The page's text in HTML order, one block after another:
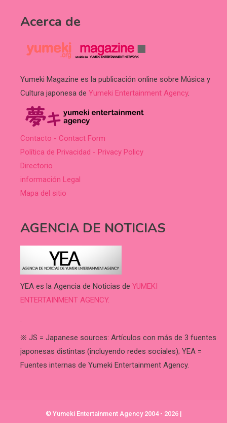
Acerca de
Yumeki Magazine es la publicación online sobre Música y
Cultura japonesa de Yumeki Entertainment Agency.
Contacto - Contact Form
Política de Privacidad - Privacy Policy
Directorio
información Legal
Mapa del sitio
AGENCIA DE NOTICIAS
YEA es la Agencia de Noticias de YUMEKI
ENTERTAINMENT AGENCY.
.
※ JS = Japanese sources: Artículos con más de 3 fuentes
japonesas distintas (incluyendo redes sociales); YEA =
Fuentes internas de Yumeki Entertainment Agency.
© Yumeki Entertainment Agency 2004 - 2026 |